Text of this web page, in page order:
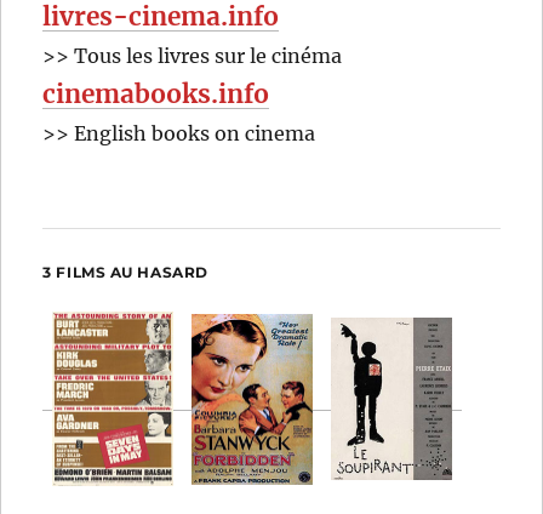
livres-cinema.info
>> Tous les livres sur le cinéma
cinemabooks.info
>> English books on cinema
3 FILMS AU HASARD